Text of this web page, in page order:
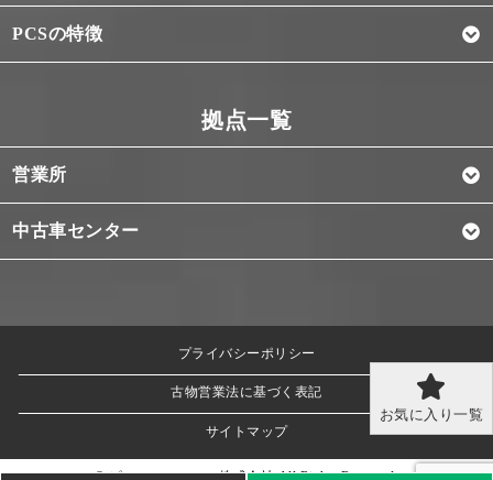
お気に入り一覧
PCSの特徴
営業所
中古車センター
プライバシーポリシー
古物営業法に基づく表記
サイトマップ
© ピー・シー・エス株式会社 All Rights Reserved.